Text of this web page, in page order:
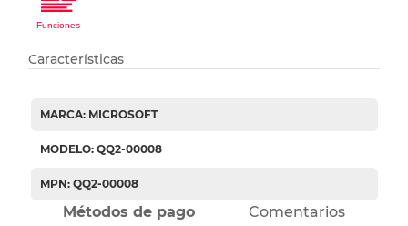
Características
MARCA: MICROSOFT
MODELO: QQ2-00008
MPN: QQ2-00008
Métodos de pago Comentarios